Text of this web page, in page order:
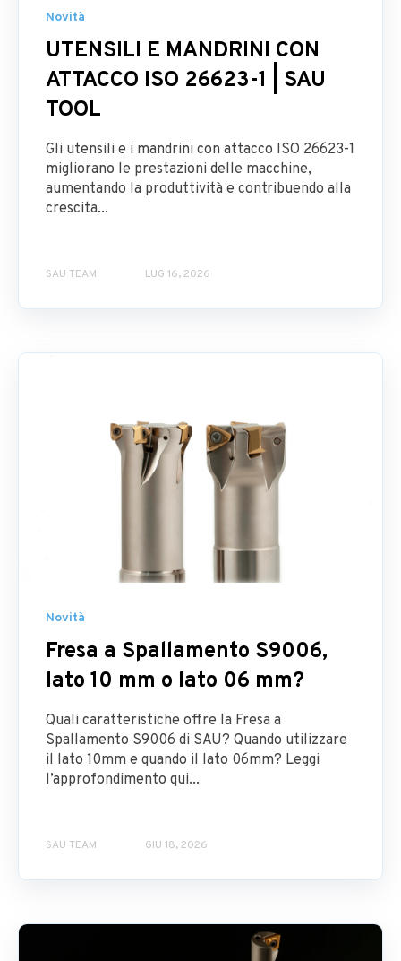
Novità
UTENSILI E MANDRINI CON
ATTACCO ISO 26623-1 | SAU
TOOL
Gli utensili e i mandrini con attacco ISO 26623-1
migliorano le prestazioni delle macchine,
aumentando la produttività e contribuendo alla
crescita...
SAU TEAM LUG 16, 2026
Novità
Fresa a Spallamento S9006,
lato 10 mm o lato 06 mm?
Quali caratteristiche offre la Fresa a
Spallamento S9006 di SAU? Quando utilizzare
il lato 10mm e quando il lato 06mm? Leggi
l’approfondimento qui...
SAU TEAM GIU 18, 2026